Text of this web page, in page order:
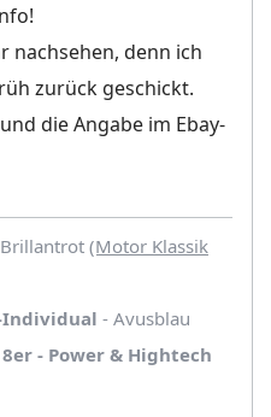
nachsehen, denn ich
zurück geschickt.
die Angabe im Ebay-
(Motor Klassik
Individual - Avusblau
8er - Power & Hightech